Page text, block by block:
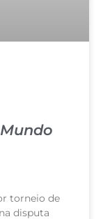
torneio de
disputa